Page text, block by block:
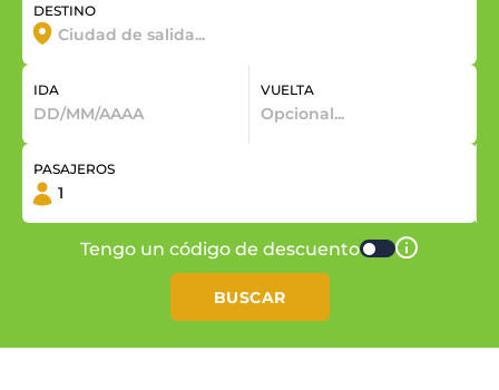
DESTINO
IDA VUELTA
PASAJEROS
BUSCAR
Tengo un código de descuento